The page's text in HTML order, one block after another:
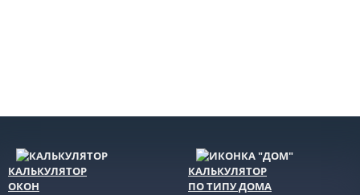
КАЛЬКУЛЯТОР
ОКОН
КАЛЬКУЛЯТОР
ПО ТИПУ ДОМА